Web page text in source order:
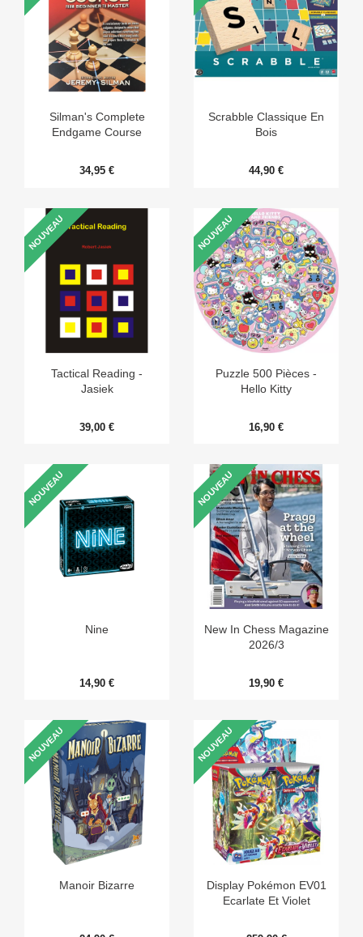
Silman's Complete
Endgame Course
34,95 €
Scrabble Classique En
Bois
44,90 €
Tactical Reading -
Jasiek
39,00 €
NOUVEAU
Puzzle 500 Pièces -
Hello Kitty
16,90 €
NOUVEAU
Nine
14,90 €
NOUVEAU
New In Chess Magazine
2026/3
19,90 €
NOUVEAU
Manoir Bizarre
NOUVEAU
Display Pokémon EV01
Ecarlate Et Violet
NOUVEAU